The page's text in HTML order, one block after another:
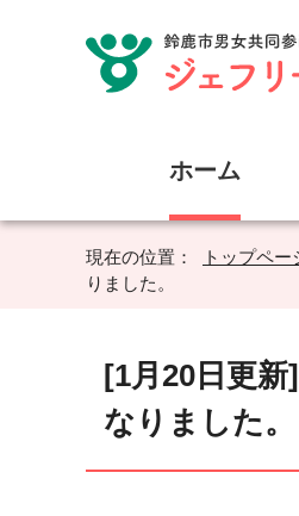
ホーム
現在の位置： トップペー
りました。
[1月20日更
なりました。